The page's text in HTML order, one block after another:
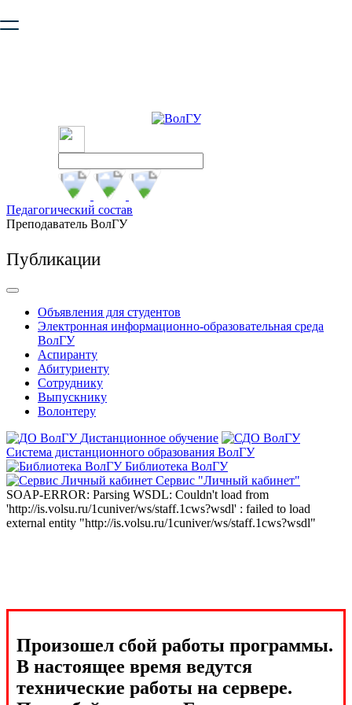
безопасную работу с сайтом. Пожалуйста
Педагогический состав
Преподаватель ВолГУ
Публикации
Объявления для студентов
Электронная информационно-образовательная среда
ВолГУ
Аспиранту
Абитуриенту
Сотруднику
Выпускнику
Волонтеру
Дистанционное обучение
Система дистанционного образования ВолГУ
Библиотека ВолГУ
Сервис "Личный кабинет"
SOAP-ERROR: Parsing WSDL: Couldn't load from
'http://is.volsu.ru/1cuniver/ws/staff.1cws?wsdl' : failed to load
external entity "http://is.volsu.ru/1cuniver/ws/staff.1cws?wsdl"
Произошел сбой работы программы.
В настоящее время ведутся
технические работы на сервере.